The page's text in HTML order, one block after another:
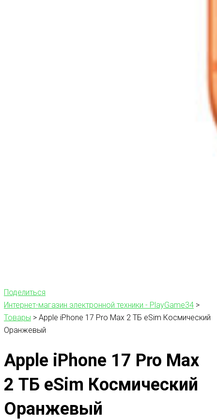
Поделиться
Интернет-магазин электронной техники - PlayGame34 >
Товары > Apple iPhone 17 Pro Max 2 ТБ eSim Космический
Оранжевый
Apple iPhone 17 Pro Max
2 ТБ eSim Космический
Оранжевый